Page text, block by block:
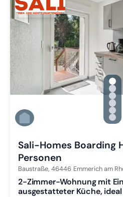
Zu
Zu
Zu
Sali-Homes Boarding
Personen
Baustraße, 46446 Emmerich am
2-Zimmer-Wohnung mit
ausgestatteter Küche,